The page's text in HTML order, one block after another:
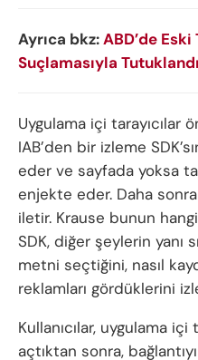
Ayrıca bkz:ABD’de
Suçlamasıyla
Uygulama içi tarayıcılar
IAB’den bir izleme
eder ve sayfada yoksa
enjekte eder. Daha
iletir. Krause bunun
SDK, diğer şeylerin yanı
metni seçtiğini, nasıl
reklamları gördüklerini
Kullanıcılar, uygulama içi
açtıktan sonra, bağlantıyı